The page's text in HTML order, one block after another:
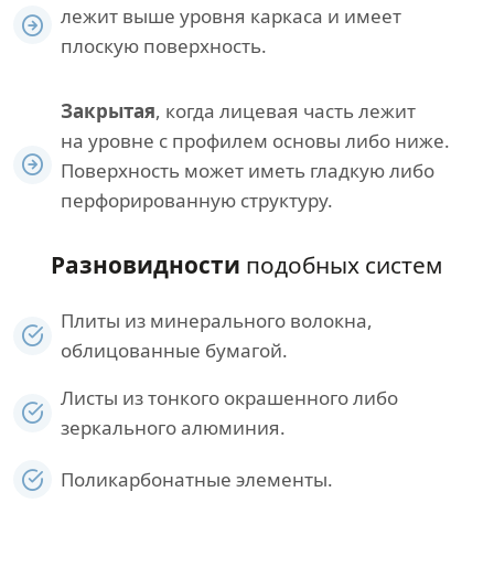
лежит выше уровня каркаса и имеет
плоскую поверхность.
Закрытая, когда лицевая часть лежит
на уровне с профилем основы либо ниже.
Поверхность может иметь гладкую либо
перфорированную структуру.
Разновидности подобных систем
Плиты из минерального волокна,
облицованные бумагой.
Листы из тонкого окрашенного либо
зеркального алюминия.
Поликарбонатные элементы.